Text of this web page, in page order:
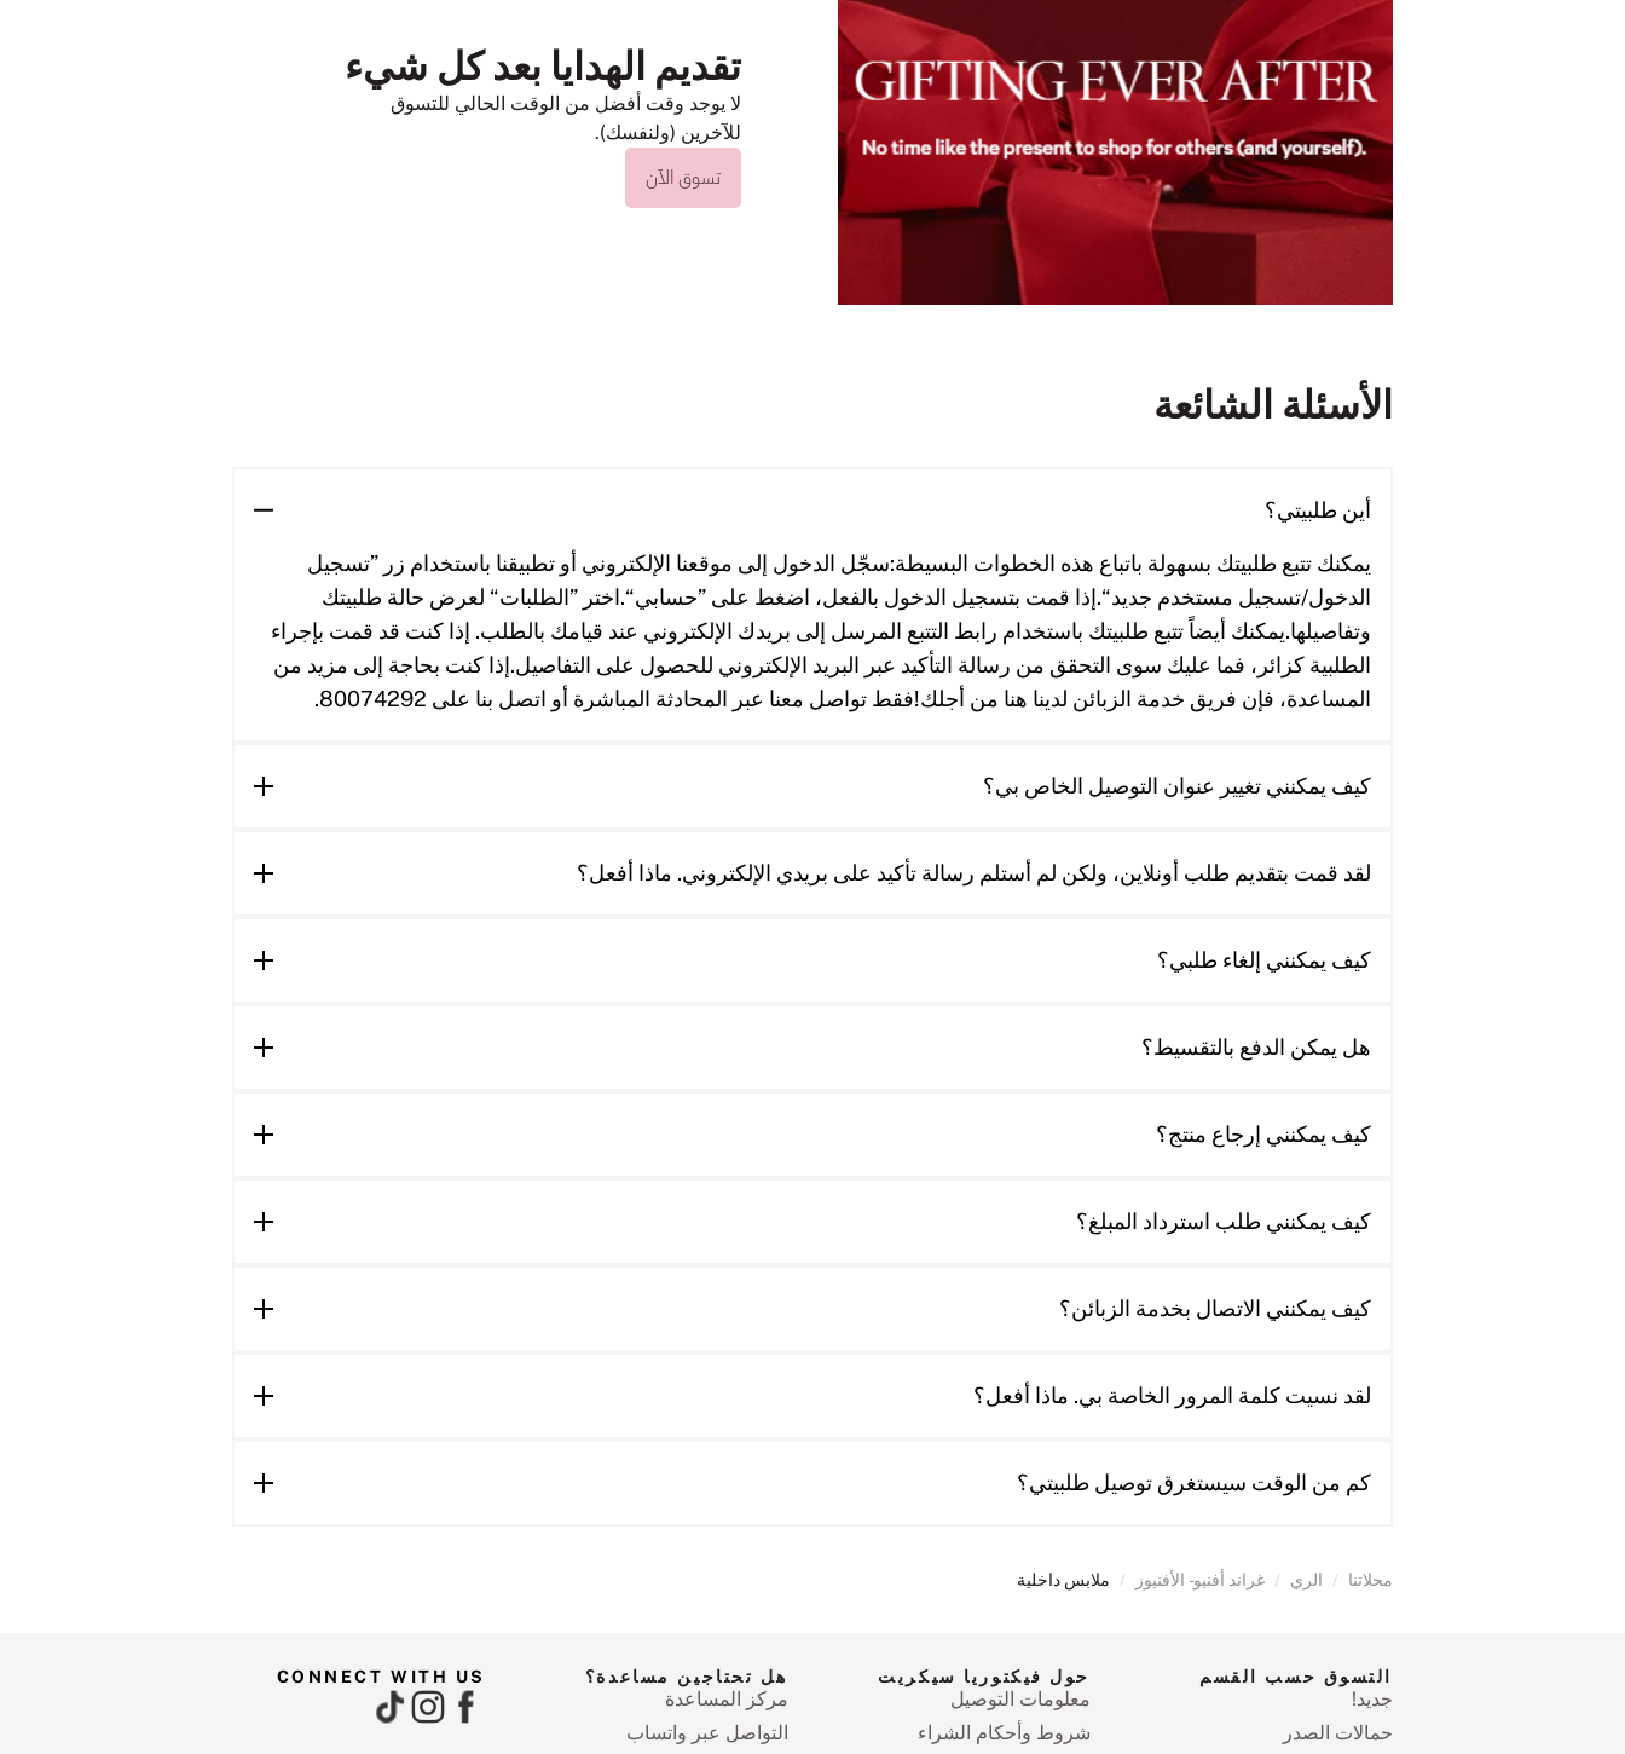
تقديم الهدايا بعد كل شيء
لا يوجد وقت أفضل من الوقت الحالي للتسوق
للآخرين (ولنفسك).
تسوق الآن
الأسئلة الشائعة
أين طلبيتي؟
يمكنك تتبع طلبيتك بسهولة باتباع هذه الخطوات البسيطة:سجّل الدخول إلى موقعنا الإلكتروني أو تطبيقنا باستخدام زر ”تسجيل
الدخول/تسجيل مستخدم جديد“.إذا قمت بتسجيل الدخول بالفعل، اضغط على ”حسابي“.اختر ”الطلبات“ لعرض حالة طلبيتك
وتفاصيلها.يمكنك أيضاً تتبع طلبيتك باستخدام رابط التتبع المرسل إلى بريدك الإلكتروني عند قيامك بالطلب. إذا كنت قد قمت بإجراء
الطلبية كزائر، فما عليك سوى التحقق من رسالة التأكيد عبر البريد الإلكتروني للحصول على التفاصيل.إذا كنت بحاجة إلى مزيد من
المساعدة، فإن فريق خدمة الزبائن لدينا هنا من أجلك!فقط تواصل معنا عبر المحادثة المباشرة أو اتصل بنا على 80074292.
كيف يمكنني تغيير عنوان التوصيل الخاص بي؟
لقد قمت بتقديم طلب أونلاين، ولكن لم أستلم رسالة تأكيد على بريدي الإلكتروني. ماذا أفعل؟
كيف يمكنني إلغاء طلبي؟
هل يمكن الدفع بالتقسيط؟
كيف يمكنني إرجاع منتج؟
كيف يمكنني طلب استرداد المبلغ؟
كيف يمكنني الاتصال بخدمة الزبائن؟
لقد نسيت كلمة المرور الخاصة بي. ماذا أفعل؟
كم من الوقت سيستغرق توصيل طلبيتي؟
محلاتنا / الري / غراند أفنيو - الأفنيوز / ملابس داخلية
التسوق حسب القسم
جديد!
حمالات الصدر
حول فيكتوريا سيكريت
معلومات التوصيل
شروط وأحكام الشراء
هل تحتاجين مساعدة؟
مركز المساعدة
التواصل عبر واتساب
CONNECT WITH US